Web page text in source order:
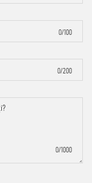
0/100
0/200
0/1000